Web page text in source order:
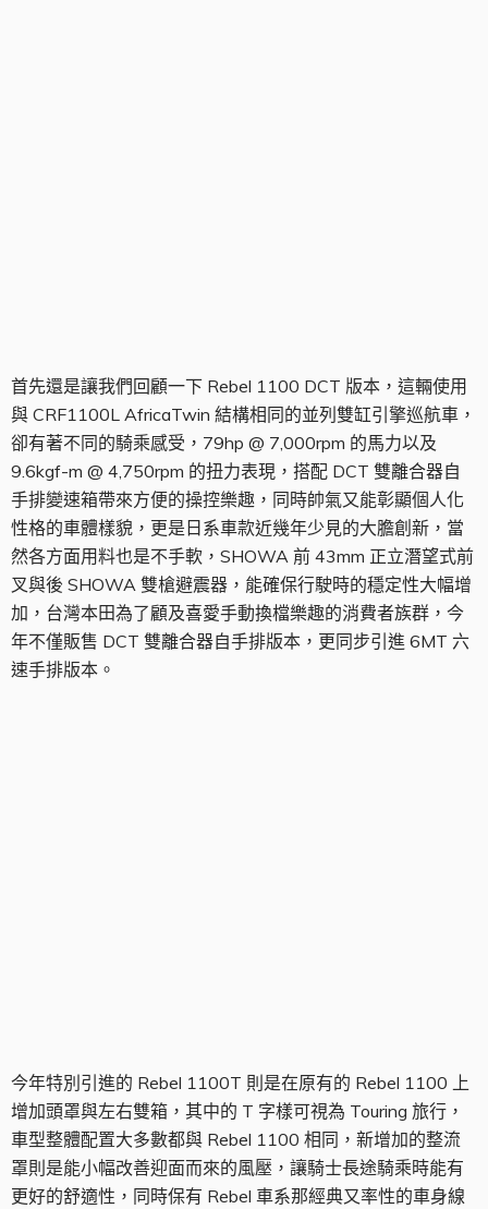
首先還是讓我們回顧一下 Rebel 1100 DCT 版本，這輛使用
與 CRF1100L AfricaTwin 結構相同的並列雙缸引擎巡航車，
卻有著不同的騎乘感受，79hp @ 7,000rpm 的馬力以及
9.6kgf-m @ 4,750rpm 的扭力表現，搭配 DCT 雙離合器自
手排變速箱帶來方便的操控樂趣，同時帥氣又能彰顯個人化
性格的車體樣貌，更是日系車款近幾年少見的大膽創新，當
然各方面用料也是不手軟，SHOWA 前 43mm 正立潛望式前
叉與後 SHOWA 雙槍避震器，能確保行駛時的穩定性大幅增
加，台灣本田為了顧及喜愛手動換檔樂趣的消費者族群，今
年不僅販售 DCT 雙離合器自手排版本，更同步引進 6MT 六
速手排版本。
今年特別引進的 Rebel 1100T 則是在原有的 Rebel 1100 上
增加頭罩與左右雙箱，其中的 T 字樣可視為 Touring 旅行，
車型整體配置大多數都與 Rebel 1100 相同，新增加的整流
罩則是能小幅改善迎面而來的風壓，讓騎士長途騎乘時能有
更好的舒適性，同時保有 Rebel 車系那經典又率性的車身線